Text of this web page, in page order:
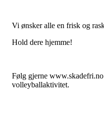
Vi ønsker alle en frisk og
Hold dere hjemme!
Følg gjerne
volleyballaktivitet.